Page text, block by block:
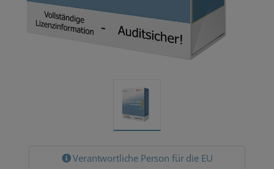
Verantwortliche Person für die EU